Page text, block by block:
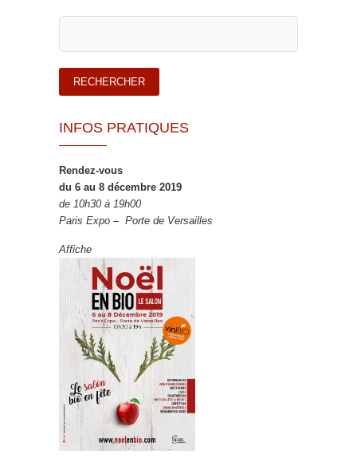
INFOS PRATIQUES
Rendez-vous
du 6 au 8 décembre 2019
de 10h30 à 19h00
Paris Expo – Porte de Versailles
Affiche